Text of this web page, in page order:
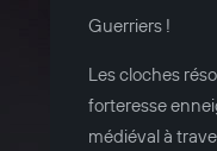
Guerriers !
Les cloches
forteresse
médiéval à